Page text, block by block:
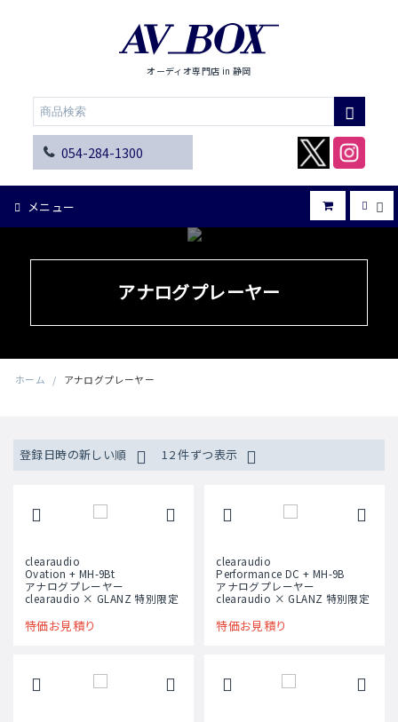
オーディオ専門店 in 静岡
054-284-1300
メニュー
アナログプレーヤー
ホーム / アナログプレーヤー
登録日時の新しい順 12 件ずつ表示
clearaudio
Ovation + MH-9Bt
アナログプレーヤー
clearaudio × GLANZ 特別限定
特価お見積り
clearaudio
Performance DC + MH-9B
アナログプレーヤー
clearaudio × GLANZ 特別限定
特価お見積り